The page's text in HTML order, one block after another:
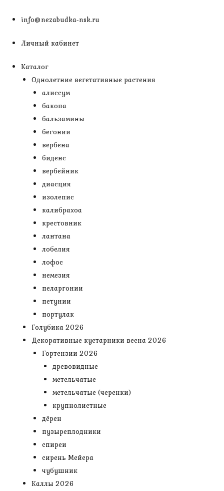
info@nezabudka-nsk.ru
Личный кабинет
Каталог
Однолетние вегетативные растения
алиссум
бакопа
бальзамины
бегонии
вербена
биденс
вербейник
диасция
изолепис
калибрахоа
крестовник
лантана
лобелия
лофос
немезия
пеларгонии
петунии
портулак
Голубика 2026
Декоративные кустарники весна 2026
Гортензии 2026
древовидные
метельчатые
метельчатые (черенки)
крупнолистные
дёрен
пузыреплодники
спиреи
сирень Мейера
чубушник
Каллы 2026